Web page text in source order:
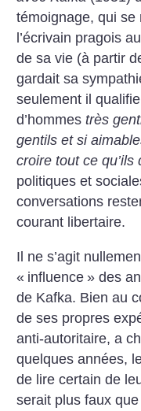
témoignage, qui se
l’écrivain pragois
de sa vie (à partir
gardait sa
seulement il
d’hommestrès
gentils et si
croire tout ce qu’ils
politiques et
conversations
courant libertaire.
Il ne s’agit
« influence » des
de Kafka. Bien au
de ses propres
anti-autoritaire, a
quelques années,
de lire certain de
serait plus faux